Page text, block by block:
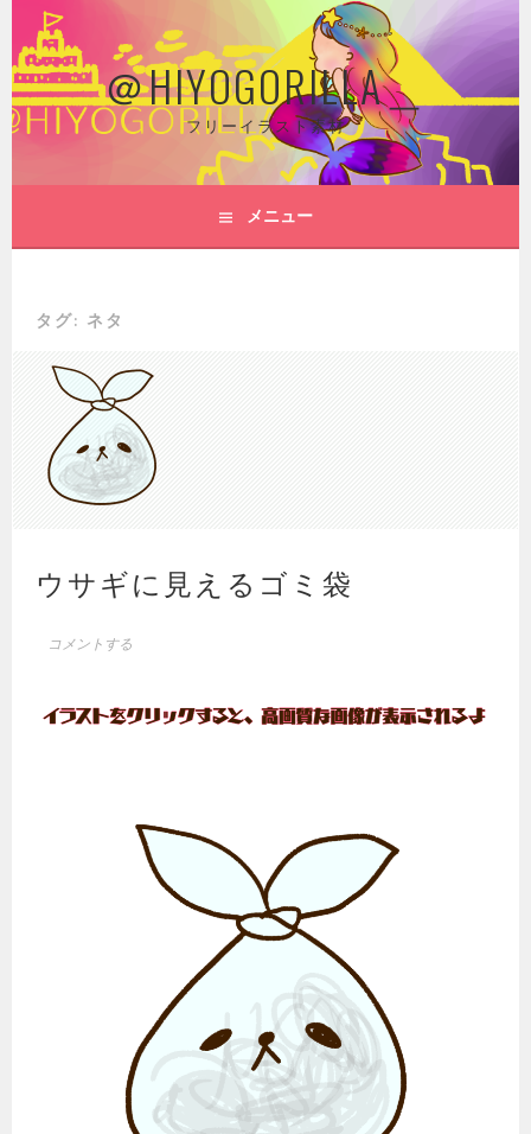
ン
テ
ン
ツ
ス
ッ
＠HIYOGORILLA＿
フリーイラスト素材
メニュー
タグ: ネタ
ウサギに見えるゴミ袋
コメントする